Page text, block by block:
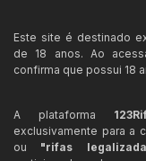
Este site é destinado
de 18 anos. Ao
confirma que possui 18
A plataforma
exclusivamente para a
ou "rifas